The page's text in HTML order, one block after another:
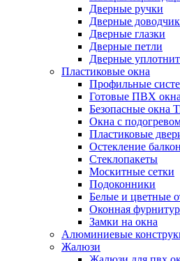
Дверные ручки
Дверные
Дверные глазки
Дверные петли
Дверные
Пластиковые окна
Профильные
Готовые ПВХ окна
Безопасные окна
Окна с
Пластиковые
Остекление
Стеклопакеты
Москитные сетки
Подоконники
Белые и цветные
Оконная
Замки на окна
Алюминиевые
Жалюзи